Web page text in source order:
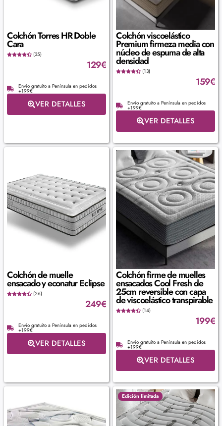
Colchón Torres HR Doble
Cara
(35)
129€
Envío gratuito a Península en pedidos
+199€
VER DETALLES
Colchón viscoelástico
Premium firmeza media con
núcleo de espuma de alta
densidad
(13)
159€
Envío gratuito a Península en pedidos
+199€
VER DETALLES
Colchón de muelle
ensacado y econatur Eclipse
(26)
249€
Envío gratuito a Península en pedidos
+199€
VER DETALLES
Colchón firme de muelles
ensacados Cool Fresh de
25cm reversible con capa
de viscoelástico transpirable
(14)
199€
Envío gratuito a Península en pedidos
+199€
VER DETALLES
Edición limitada